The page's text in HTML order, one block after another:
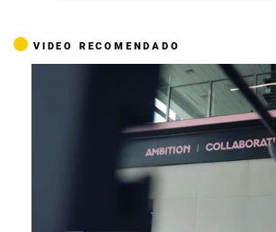
VIDEO RECOMENDADO